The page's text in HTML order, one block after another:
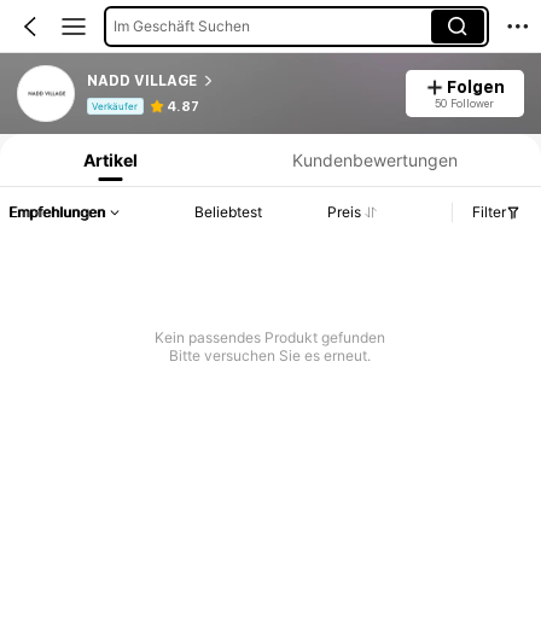
Im Geschäft Suchen
NADD VILLAGE
Verkäufer 4.87
Folgen
50 Follower
Produktinformation: Preisangabe, Verkaufs- und Lagerbestandsdetails.
Artikel Kundenbewertungen
Empfehlungen Beliebtest Preis Filter
Kein passendes Produkt gefunden
Bitte versuchen Sie es erneut.